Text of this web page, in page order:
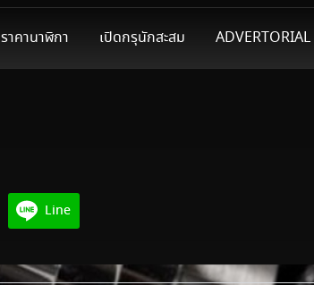
ราคานาฬิกา เปิดกรุนักสะสม ADVERTORIAL
Line